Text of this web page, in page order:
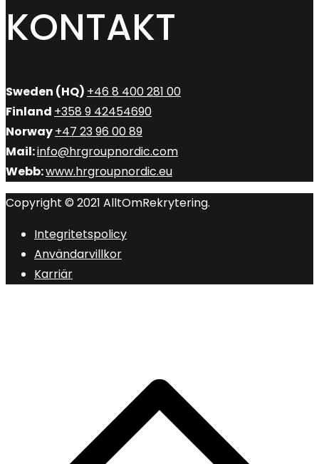
KONTAKT
Sweden (HQ) +46 8 400 281 00
Finland +358 9 42454690
Norway+47 23 96 00 89
Mail:info@hrgroupnordic.com
Webb:www.hrgroupnordic.eu
Copyright © 2021 AlltOmRekrytering.
Integritetspolicy
Användarvillkor
Karriär